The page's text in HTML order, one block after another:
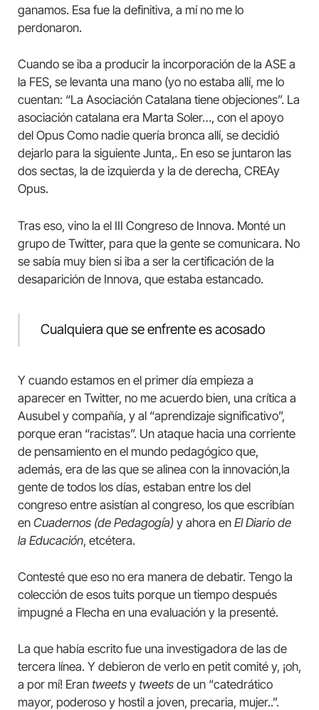
ganamos. Esa fue la definitiva, a mí no me lo
perdonaron.
Cuando se iba a producir la incorporación de la ASE a
la FES, se levanta una mano (yo no estaba allí, me lo
cuentan: “La Asociación Catalana tiene objeciones”. La
asociación catalana era Marta Soler…, con el apoyo
del Opus Como nadie quería bronca allí, se decidió
dejarlo para la siguiente Junta,. En eso se juntaron las
dos sectas, la de izquierda y la de derecha, CREAy
Opus.
Tras eso, vino la el III Congreso de Innova. Monté un
grupo de Twitter, para que la gente se comunicara. No
se sabía muy bien si iba a ser la certificación de la
desaparición de Innova, que estaba estancado.
Cualquiera que se enfrente es acosado
Y cuando estamos en el primer día empieza a
aparecer en Twitter, no me acuerdo bien, una crítica a
Ausubel y compañía, y al “aprendizaje significativo”,
porque eran “racistas”. Un ataque hacia una corriente
de pensamiento en el mundo pedagógico que,
además, era de las que se alinea con la innovación,la
gente de todos los días, estaban entre los del
congreso entre asistían al congreso, los que escribían
en Cuadernos (de Pedagogía) y ahora en El Diario de
la Educación, etcétera.
Contesté que eso no era manera de debatir. Tengo la
colección de esos tuits porque un tiempo después
impugné a Flecha en una evaluación y la presenté.
La que había escrito fue una investigadora de las de
tercera línea. Y debieron de verlo en petit comité y, ¡oh,
a por mí! Eran tweets y tweets de un “catedrático
mayor, poderoso y hostil a joven, precaria, mujer..”.